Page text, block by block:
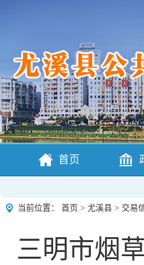
首页
当前位置： 首页 > 尤溪县 > 交易
三明市烟